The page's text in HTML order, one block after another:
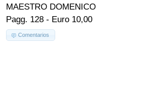
MAESTRO DOMENICO
Pagg. 128 - Euro 10,00
Comentarios